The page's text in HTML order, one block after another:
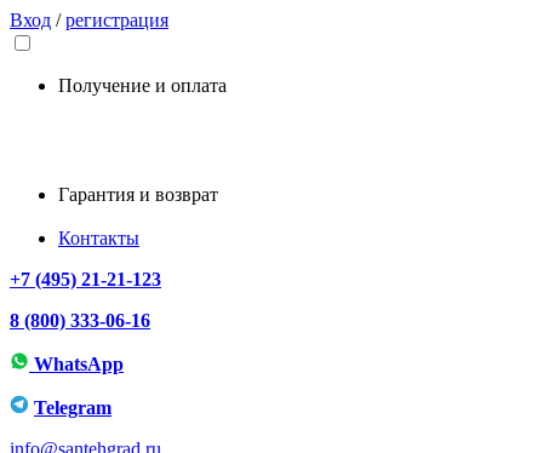
Вход /регистрация
Получение и оплата
Гарантия и возврат
Контакты
+7 (495) 21-21-123
8 (800) 333-06-16
WhatsApp
Telegram
info@santehgrad.ru